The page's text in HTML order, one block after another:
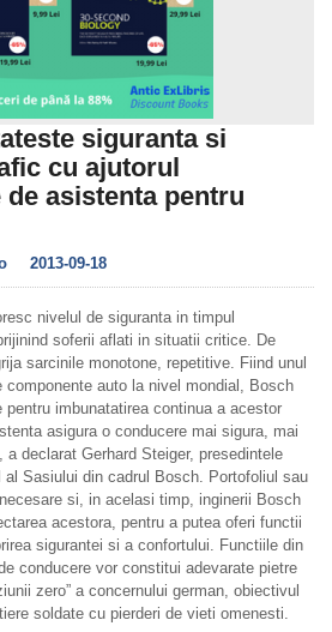
siguranta si
cu ajutorul
asistenta pentru
2013-09-18
nivelul de siguranta in timpul
soferii aflati in situatii critice. De
sarcinile monotone, repetitive. Fiind unul
componente auto la nivel mondial, Bosch
pentru imbunatatirea continua a acestor
asigura o conducere mai sigura, mai
a declarat Gerhard Steiger, presedintele
al Sasiului din cadrul Bosch. Portofoliul sau
si, in acelasi timp, inginerii Bosch
acestora, pentru a putea oferi functii
sigurantei si a confortului. Functiile din
conducere vor constitui adevarate pietre
zero” a concernului german, obiectivul
soldate cu pierderi de vieti omenesti.